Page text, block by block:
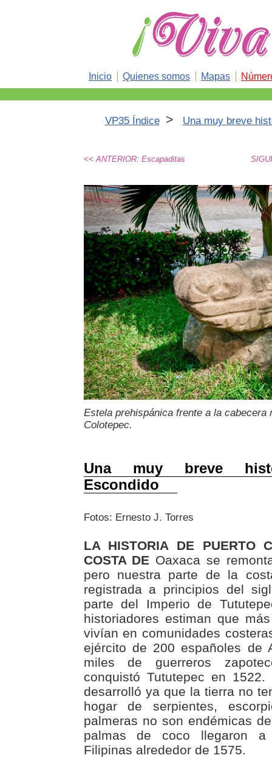
Inicio Quienes somos Mapas
VP35 Índice > Una muy breve
<< ANTERIOR: Escapaditas
Estela prehispánica frente a la cabecera
Colotepec.
Una muy breve
Escondido
Fotos: Ernesto J. Torres
LA HISTORIA DE PUERTO
COSTA DE Oaxaca se
pero nuestra parte de la
registrada a principios del
parte del Imperio de
historiadores estiman que
vivían en comunidades
ejército de 200 españoles de
miles de guerreros
conquistó Tututepec en
desarrolló ya que la tierra no
hogar de serpientes,
palmeras no son endémicas
palmas de coco llegaron a
Filipinas alrededor de 1575.